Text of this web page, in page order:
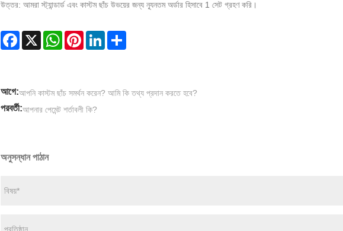
উত্তর: আমরা স্ট্যান্ডার্ড এবং কাস্টম ছাঁচ উভয়ের জন্য ন্যূনতম অর্ডার হিসাবে 1 সেট গ্রহণ করি।
Facebook
X WhatsAppPinterestLinkedIn
আগে:আপনি কাস্টম ছাঁচ সমর্থন করেন? আমি কি তথ্য প্রদান করতে হবে?
পরবর্তী:আপনার পেমেন্ট শর্তাবলী কি?
অনুসন্ধান পাঠান